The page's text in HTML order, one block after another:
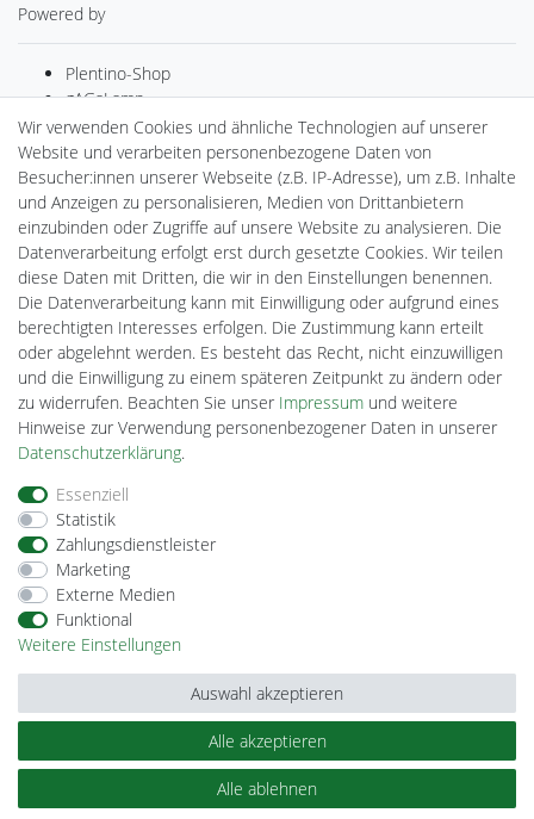
Powered by
Plentino-Shop
gAGaLamp
Drohnenstore24
MeinUSB
Batteriespeicher
PlentiSolar
Gebrauchtlicht
Ledkauf
DEYESOLAR
Lightech Connect
CardanLight Europe
FORTIMO LEDs
Cardanlight-Shop
Wallbox24
Barrierefreiheitserklärung
© Copyright 2026 | Alle Rechte vorbehalten.
Wir verwenden Cookies und ähnliche Technologien auf unserer
Website und verarbeiten personenbezogene Daten von
Besucher:innen unserer Webseite (z.B. IP-Adresse), um z.B. Inhalte
und Anzeigen zu personalisieren, Medien von Drittanbietern
einzubinden oder Zugriffe auf unsere Website zu analysieren. Die
Datenverarbeitung erfolgt erst durch gesetzte Cookies. Wir teilen
diese Daten mit Dritten, die wir in den Einstellungen benennen.
Die Datenverarbeitung kann mit Einwilligung oder aufgrund eines
berechtigten Interesses erfolgen. Die Zustimmung kann erteilt
oder abgelehnt werden. Es besteht das Recht, nicht einzuwilligen
und die Einwilligung zu einem späteren Zeitpunkt zu ändern oder
zu widerrufen. Beachten Sie unser Impressum und weitere
Hinweise zur Verwendung personenbezogener Daten in unserer
Daten­schutz­erklärung.
Essenziell
Statistik
Zahlungsdienstleister
Marketing
Externe Medien
Funktional
Weitere Einstellungen
Alle akzeptieren
Alle ablehnen
Auswahl akzeptieren